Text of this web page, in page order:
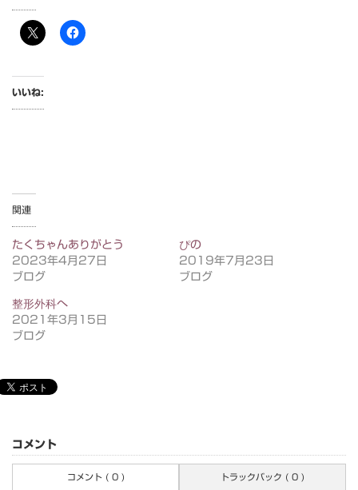
いいね:
関連
たくちゃんありがとう
2023年4月27日
ブログ
ぴの
2019年7月23日
ブログ
整形外科へ
2021年3月15日
ブログ
コメント
コメント ( 0 ) トラックバック ( 0 )